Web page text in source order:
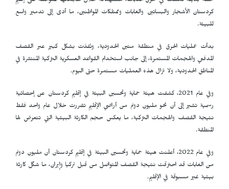
كردستان الأشجار والبساتين والغابات وممتلكات المواطنين، ما أدى إلى تدمير واسع
للبيئة.
بدأت عمليات الحرق في منطقة متين الحدودية، ونُفذت بشكل كبير عبر القصف
المدفعي والهجمات المستمرة، إلى جانب استخدام القواعد العسكرية التركية المنتشرة في
المناطق الحدودية، ولا تزال هذه العمليات مستمرة حتى اليوم.
وفي عام 2021، كشفت هيئة حماية وتحسين البيئة في إقليم كردستان عن إحصائية
رسمية تشير إلى أن نحو مليون دونم من أراضي الإقليم تضررت خلال عام واحد فقط
نتيجة القصف والهجمات التركية، ما يعكس حجم الكارثة البيئية التي تتعرض لها
المنطقة.
وفي عام 2022، أعلنت هيئة حماية وتحسين البيئة في إقليم كردستان أن مليون دونم
من الغابات قد احترقت نتيجة القصف المتواصل من قبل تركيا وإيران، ما شكّل كارثة
بيئية غير مسبوقة في الإقليم.